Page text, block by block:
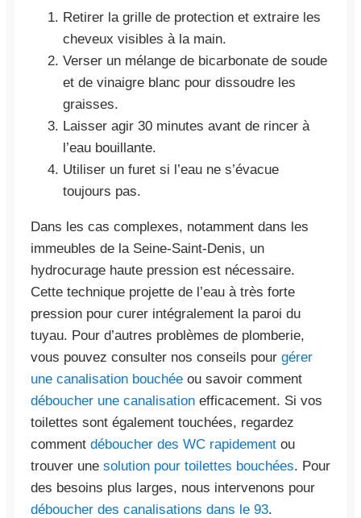
Retirer la grille de protection et extraire les
cheveux visibles à la main.
Verser un mélange de bicarbonate de soude
et de vinaigre blanc pour dissoudre les
graisses.
Laisser agir 30 minutes avant de rincer à
l’eau bouillante.
Utiliser un furet si l’eau ne s’évacue
toujours pas.
Dans les cas complexes, notamment dans les
immeubles de la Seine-Saint-Denis, un
hydrocurage haute pression est nécessaire.
Cette technique projette de l’eau à très forte
pression pour curer intégralement la paroi du
tuyau. Pour d’autres problèmes de plomberie,
vous pouvez consulter nos conseils pour gérer
une canalisation bouchée ou savoir comment
déboucher une canalisation efficacement. Si vos
toilettes sont également touchées, regardez
comment déboucher des WC rapidement ou
trouver une solution pour toilettes bouchées. Pour
des besoins plus larges, nous intervenons pour
déboucher des canalisations dans le 93.